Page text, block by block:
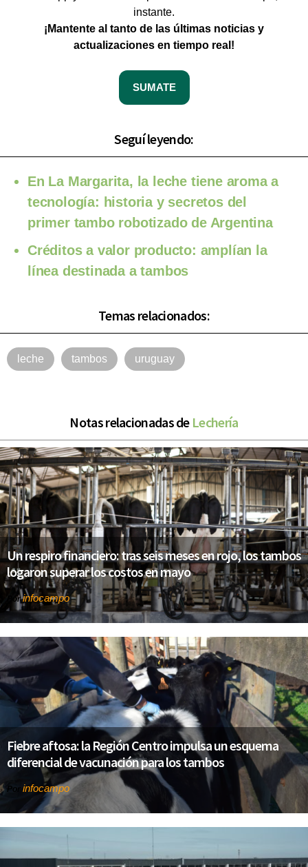
instante.
¡Mantente al tanto de las últimas noticias y
actualizaciones en tiempo real!
SUMATE
Seguí leyendo:
En La Margarita, la leche tiene aroma a
tecnología: historia y secretos del
primer tambo robotizado de Argentina
Créditos a valor producto: amplían la
línea destinada a tambos
Temas relacionados:
leche tambos uruguay
Notas relacionadas de Lechería
Un respiro financiero: tras seis meses en rojo, los tambos
logaron superar los costos en mayo
Porinfocampo
Fiebre aftosa: la Región Centro impulsa un esquema
diferencial de vacunación para los tambos
Por infocampo